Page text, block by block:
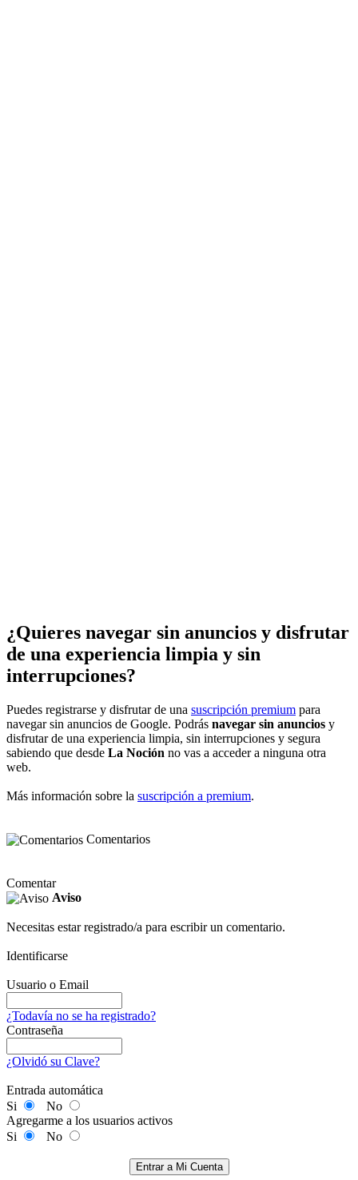
¿Quieres navegar sin anuncios y disfrutar
de una experiencia limpia y sin
interrupciones?
Puedes registrarse y disfrutar de una suscripción premium para
navegar sin anuncios de Google. Podrás navegar sin anuncios y
disfrutar de una experiencia limpia, sin interrupciones y segura
sabiendo que desde La Noción no vas a acceder a ninguna otra
web.
Más información sobre la suscripción a premium.
Comentarios
Comentar
Aviso
Necesitas estar registrado/a para escribir un comentario.
Identificarse
Usuario o Email
¿Todavía no se ha registrado?
Contraseña
¿Olvidó su Clave?
Entrada automática
Si
No
Agregarme a los usuarios activos
Si
No
Entrar a Mi Cuenta